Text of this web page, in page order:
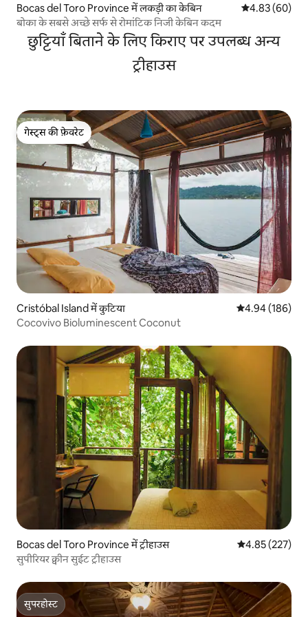
Bocas del Toro Province में लकड़ी का केबिन औसत रेटिंग 5 में
4.83 (60)
बोका के सबसे अच्छे सर्फ से रोमांटिक निजी केबिन कदम
छुट्टियाँ बिताने के लिए किराए पर उपलब्ध अन्य
ट्रीहाउस
गेस्ट्स की फ़ेवरेट
गेस्ट्स की फ़ेवरेट
Cristóbal Island में कुटिया औसत रेटिंग 5 में से
4.94 (186)
Cocovivo Bioluminescent Coconut
Bocas del Toro Province में ट्रीहाउस औसत रेटिंग 5 में से
4.85 (227)
सुपीरियर क्वीन सुईट ट्रीहाउस
सुपरहोस्ट
सुपरहोस्ट